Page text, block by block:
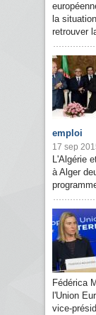
la
retrouver
emploi
17 sep
L'Algérie
à Alger
Fédérica
l'Union
vice-